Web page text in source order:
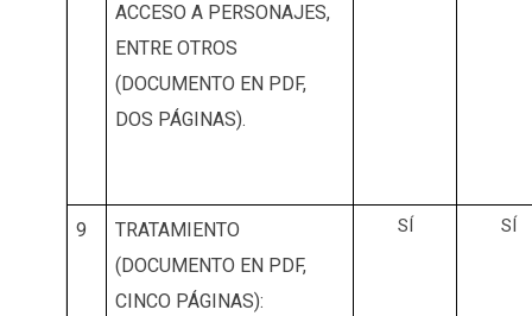
ACCESO A PERSONAJES,
ENTRE OTROS
(DOCUMENTO EN PDF,
DOS PÁGINAS).
9
TRATAMIENTO
(DOCUMENTO EN PDF,
CINCO PÁGINAS):
SÍ SÍ